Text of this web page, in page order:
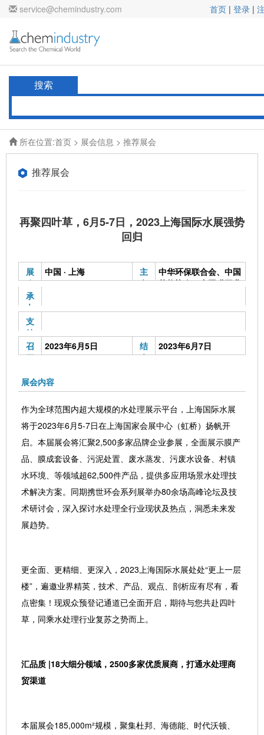
service@chemindustry.com 首页 | 登录 |
搜索
所在位置:首页 > 展会信息 > 推荐展会
推荐展会
再聚四叶草，6月5-7日，2023上海国际水展强势
回归
展
会
地
点
中国 · 上海
主
办
中华环保联合会、中国
节能协会、中国膜工业
承
办
单
位
支
持
单
位
召
开
间
2023年6月5日
结
束
2023年6月7日
展会内容
作为全球范围内超大规模的水处理展示平台，上海国际水展
将于2023年6月5-7日在上海国家会展中心（虹桥）扬帆开
启。本届展会将汇聚2,500多家品牌企业参展，全面展示膜产
品、膜成套设备、污泥处置、废水蒸发、污废水设备、村镇
水环境、等领域超62,500件产品，提供多应用场景水处理技
术解决方案。同期携世环会系列展举办80余场高峰论坛及技
术研讨会，深入探讨水处理全行业现状及热点，洞悉未来发
展趋势。
更全面、更精细、更深入，2023上海国际水展处处“更上一层
楼”，遍邀业界精英，技术、产品、观点、剖析应有尽有，看
点密集！现观众预登记通道已全面开启，期待与您共赴四叶
草，同乘水处理行业复苏之势而上。
汇品质 |18大细分领域，2500多家优质展商，打通水处理商
贸渠道
本届展会185,000m²规模，聚集杜邦、海德能、时代沃顿、